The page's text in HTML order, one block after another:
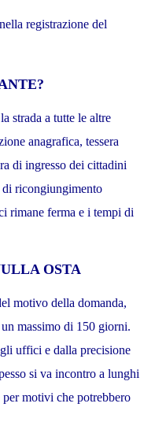
registrazione del
strada a tutte le altre
anagrafica, tessera
di ingresso dei cittadini
ricongiungimento
rimane ferma e i tempi di
OSTA
motivo della domanda,
massimo di 150 giorni.
uffici e dalla precisione
si va incontro a lunghi
motivi che potrebbero